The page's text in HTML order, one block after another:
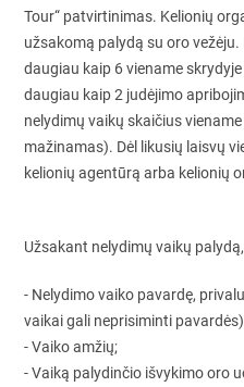
Tour“ patvirtinimas. Kelionių
užsakomą palydą su oro
daugiau kaip 6 viename
daugiau kaip 2 judėjimo
nelydimų vaikų skaičius
mažinamas). Dėl likusių laisvų
kelionių agentūrą arba kelionių
Užsakant nelydimų vaikų
- Nelydimo vaiko pavardę,
vaikai gali neprisiminti
- Vaiko amžių;
- Vaiką palydinčio išvykimo oro